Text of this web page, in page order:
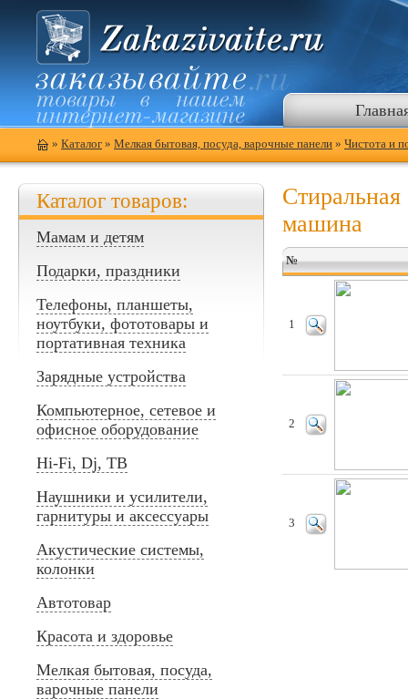
» Каталог » Мелкая бытовая, посуда, варочные панели » Чистота и
Каталог товаров:
Мамам и детям
Подарки, праздники
Телефоны, планшеты,
ноутбуки, фототовары и
портативная техника
Зарядные устройства
Компьютерное, сетевое и
офисное оборудование
Hi-Fi, Dj, ТВ
Наушники и усилители,
гарнитуры и аксессуары
Акустические системы,
колонки
Автотовар
Красота и здоровье
Мелкая бытовая, посуда,
варочные панели
Стиральная
машина
№
1
2
3